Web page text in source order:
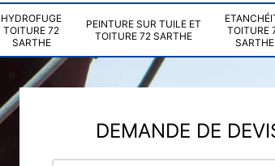
HYDROFUGE
TOITURE 72
SARTHE
PEINTURE SUR TUILE ET
TOITURE 72 SARTHE
TOITURE
SARTHE
DEMANDE DE